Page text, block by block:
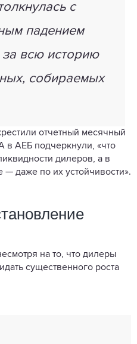
с
падением
всю историю
собираемых
отчетный месячный
в АЕБ подчеркнули, «что
дилеров, а в
— даже по их устойчивости».
на то, что дилеры
существенного роста